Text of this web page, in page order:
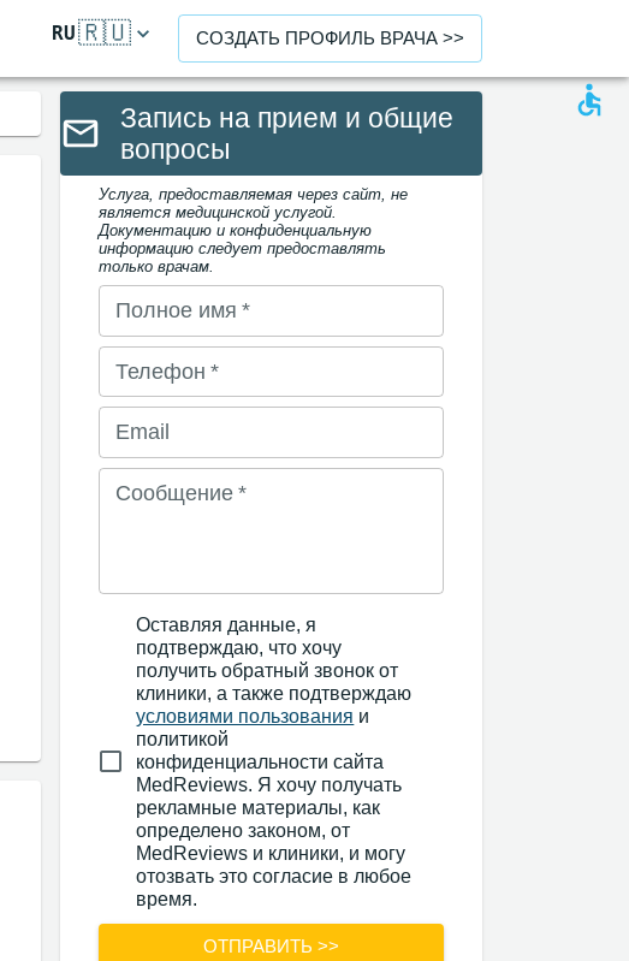
RU🇷🇺 СОЗДАТЬ ПРОФИЛЬ ВРАЧА >>
Запись на прием и общие
вопросы
Услуга, предоставляемая через сайт, не
является медицинской услугой.
Документацию и конфиденциальную
информацию следует предоставлять
только врачам.
Полное имя *
Телефон *
Email
Сообщение *
Оставляя данные, я
подтверждаю, что хочу
получить обратный звонок от
клиники, а также подтверждаю
условиями пользования и
политикой
конфиденциальности сайта
MedReviews. Я хочу получать
рекламные материалы, как
определено законом, от
MedReviews и клиники, и могу
отозвать это согласие в любое
время.
ОТПРАВИТЬ >>